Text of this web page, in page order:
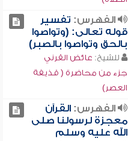
الفهرس: تفسير
قوله تعالى: (وتواصوا
بالحق وتواصوا بالصبر)
للشيخ: عائض القرني
جزء من محاضرة ( قذيفة
العصر)
الفهرس:القرآن
معجزة لرسولنا صلى
الله عليه وسلم